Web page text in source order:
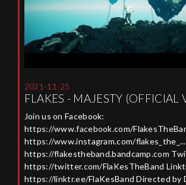
2021-11-25
FLAKES - MAJESTY (OFFICIAL
Join us on Facebook:
https://www.facebook.com/
https://www.instagram.com/flakes_the_...
https://flakestheband.bandcamp.com
https://twitter.com/FlaKesTheBand
https://linktr.ee/FlaKesBand Directed by